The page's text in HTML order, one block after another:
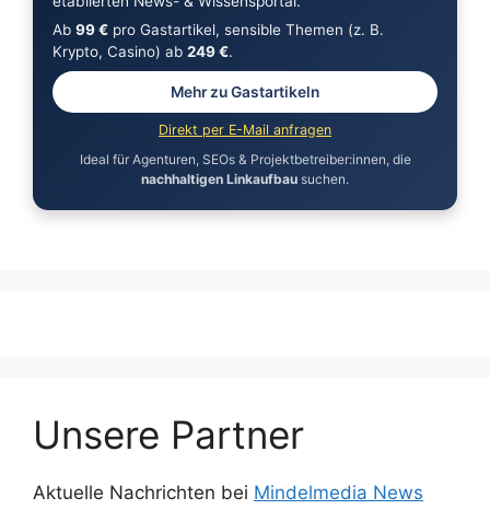
Ab 99 €pro Gastartikel, sensible Themen (z. B.
Krypto, Casino) ab 249 €.
Mehr zu Gastartikeln
Direkt per E-Mail anfragen
Ideal für Agenturen, SEOs & Projektbetreiber:innen, die
nachhaltigen Linkaufbau suchen.
Unsere Partner
Aktuelle Nachrichten bei Mindelmedia News